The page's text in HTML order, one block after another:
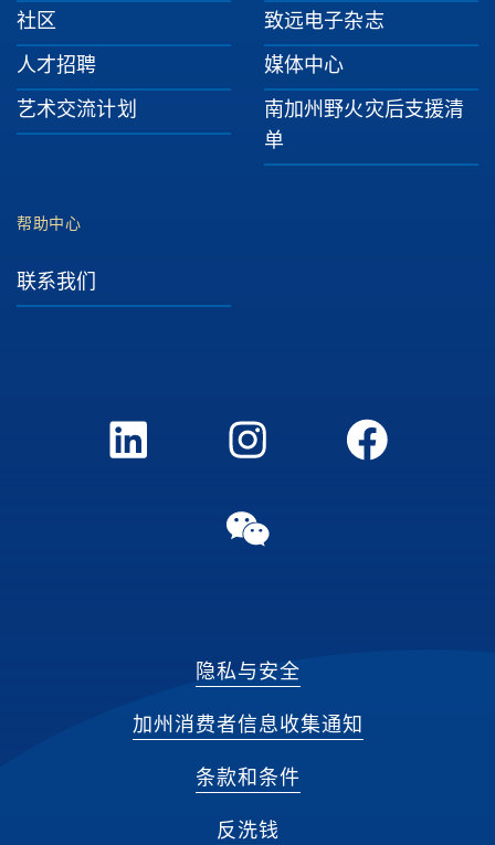
社区
人才招聘
艺术交流计划
致远电子杂志
媒体中心
南加州野火灾后支援清
单
帮助中心
联系我们
隐私与安全
加州消费者信息收集通知
条款和条件
反洗钱